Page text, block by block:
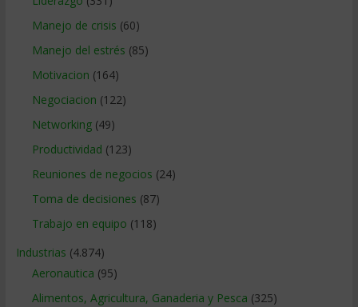
Manejo de crisis (60)
Manejo del estrés (85)
Motivacion (164)
Negociacion (122)
Networking(49)
Productividad (123)
Reuniones de negocios (24)
Toma de decisiones (87)
Trabajo en equipo (118)
Industrias (4.874)
Aeronautica (95)
Alimentos, Agricultura, Ganaderia y Pesca (325)